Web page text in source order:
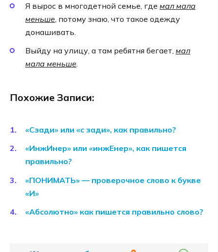
Я вырос в многодетной семье, где мал мала
меньше , потому знаю, что такое одежду
донашивать.
Выйду на улицу, а там ребятня бегает, мал
мала меньше
Похожие Записи:
«Сзади» или «с зади», как правильно?
«ИнжИнер» или «инжЕнер», как пишется
правильно?
«ПОНИМАТЬ» — проверочное слово к букве
«И»
«Абсолютно» как пишется правильно слово?